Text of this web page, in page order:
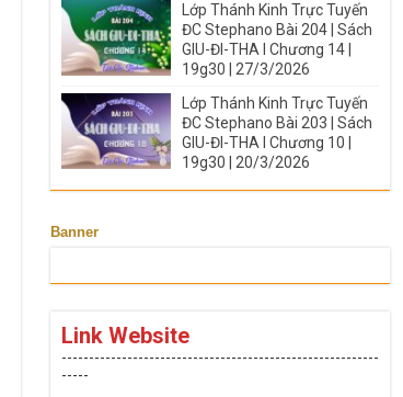
Lớp Thánh Kinh Trực Tuyến
ĐC Stephano Bài 204 | Sách
GIU-ĐI-THA I Chương 14 |
19g30 | 27/3/2026
Lớp Thánh Kinh Trực Tuyến
ĐC Stephano Bài 203 | Sách
GIU-ĐI-THA I Chương 10 |
19g30 | 20/3/2026
Banner
Link Website
----------------------------------------------------------
-----